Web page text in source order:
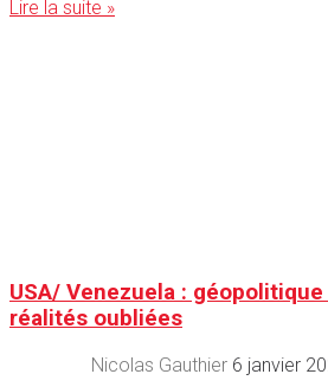
Lire la suite »
USA/ Venezuela :
réalités oubliées
Nicolas Gauthier 6 janvier